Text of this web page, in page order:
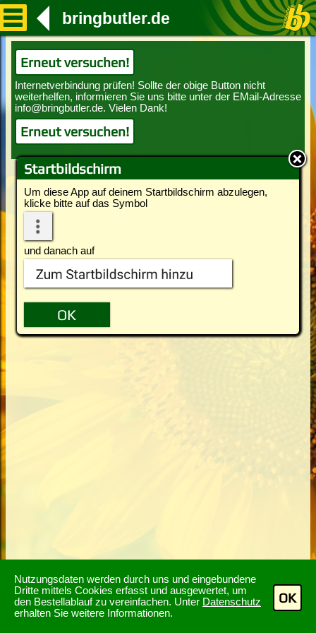
Nutzungsdaten werden durch uns und eingebundene
Dritte mittels Cookies erfasst und ausgewertet, um
den Bestellablauf zu vereinfachen. Unter Datenschutz
erhalten Sie weitere Informationen.
OK
Startbildschirm
Um diese App auf deinem Startbildschirm abzulegen,
klicke bitte auf das Symbol
und danach auf
bringbutler.de
Erneut versuchen!
Erneut versuchen!